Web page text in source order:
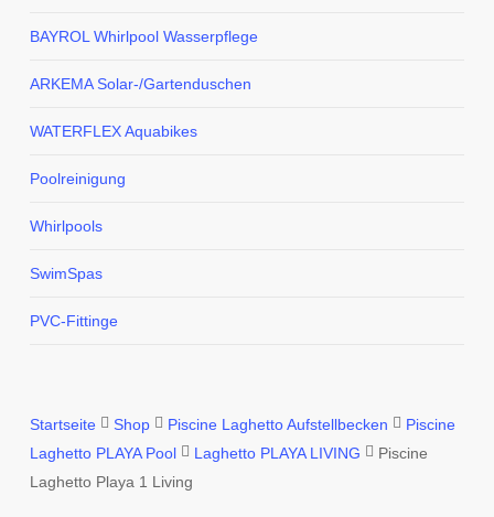
BAYROL Whirlpool Wasserpflege
ARKEMA Solar-/Gartenduschen
WATERFLEX Aquabikes
Poolreinigung
Whirlpools
SwimSpas
PVC-Fittinge
Startseite Shop Piscine Laghetto Aufstellbecken
Piscine
Laghetto PLAYA Pool
Laghetto PLAYA LIVING
Piscine
Laghetto Playa 1 Living